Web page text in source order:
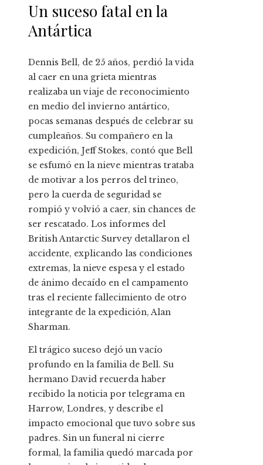
Un suceso fatal en la
Antártica
Dennis Bell, de 25 años, perdió la vida
al caer en una grieta mientras
realizaba un viaje de reconocimiento
en medio del invierno antártico,
pocas semanas después de celebrar su
cumpleaños. Su compañero en la
expedición, Jeff Stokes, contó que Bell
se esfumó en la nieve mientras trataba
de motivar a los perros del trineo,
pero la cuerda de seguridad se
rompió y volvió a caer, sin chances de
ser rescatado. Los informes del
British Antarctic Survey detallaron el
accidente, explicando las condiciones
extremas, la nieve espesa y el estado
de ánimo decaído en el campamento
tras el reciente fallecimiento de otro
integrante de la expedición, Alan
Sharman.
El trágico suceso dejó un vacío
profundo en la familia de Bell. Su
hermano David recuerda haber
recibido la noticia por telegrama en
Harrow, Londres, y describe el
impacto emocional que tuvo sobre sus
padres. Sin un funeral ni cierre
formal, la familia quedó marcada por